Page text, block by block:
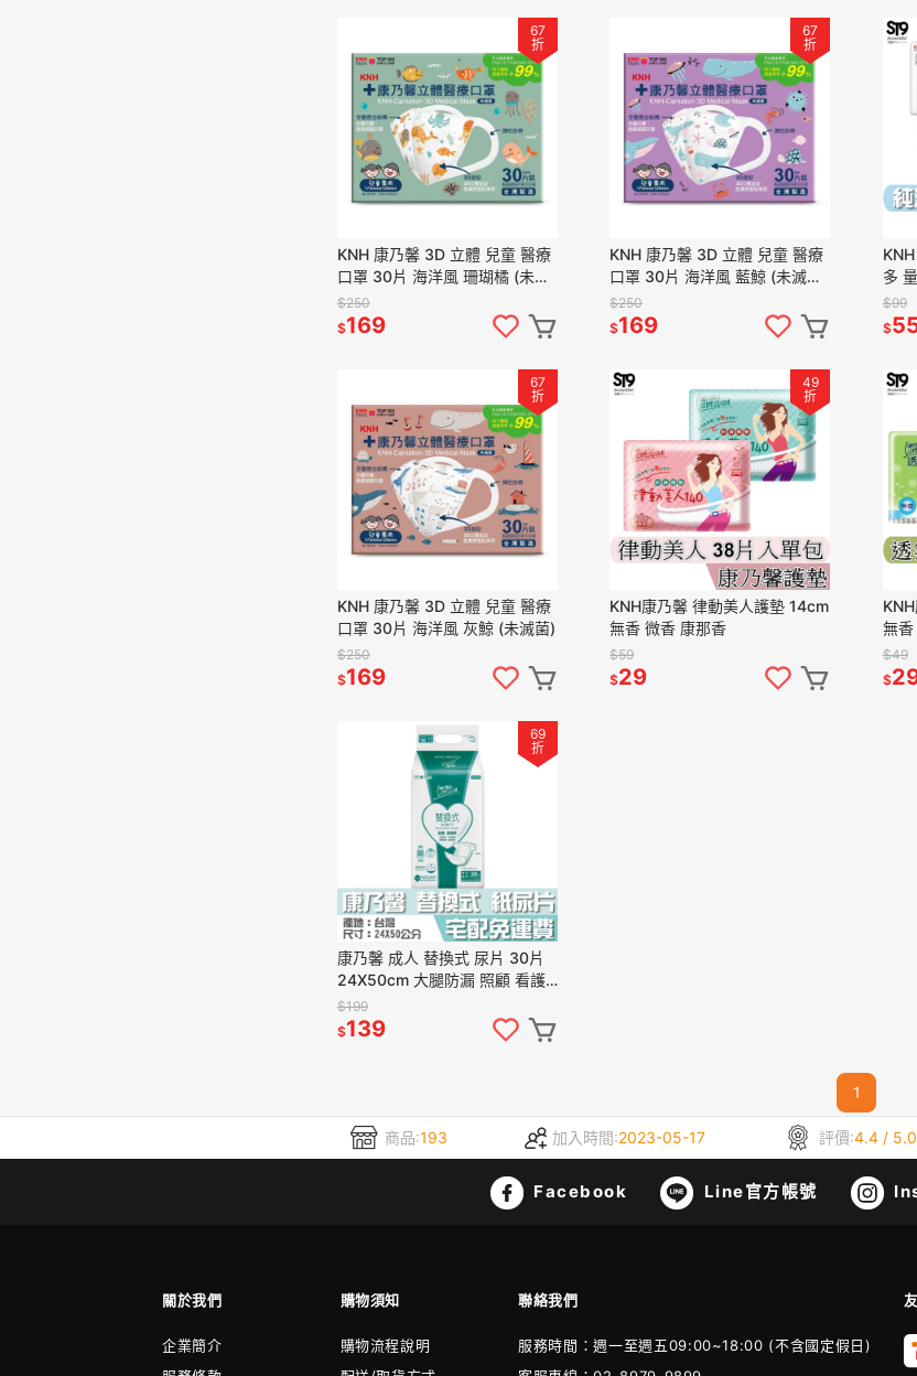
67
折
KNH 康乃馨 3D 立體 兒童 醫療
口罩 30片 海洋風 珊瑚橘 (未滅
菌)
$250
$169
67
折
KNH 康乃馨 3D 立體 兒童 醫療
口罩 30片 海洋風 藍鯨 (未滅菌)
ST9PLUS
$250
$169
KNH
多
膚適
$99
$
67
折
KNH 康乃馨 3D 立體 兒童 醫療
口罩 30片 海洋風 灰鯨 (未滅菌)
$250
$169
49
折
KNH康乃馨 律動美人護墊 14cm
無香 微香 康那香
$59
$29
無
$49
$
69
折
康乃馨 成人 替換式 尿片 30片
24X50cm 大腿防漏 照顧 看護
用 宅購省
$199
$139
1
商品:193 加入時間:2023-05-17 評價:4.4 / 5.0
Facebook Line官方帳號
關於我們 購物須知 聯絡我們
企業簡介
購物流程說明
服務時間：週一至週五09:00~18:00 (不含國定假日)